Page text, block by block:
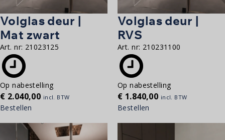
Volglas deur |
Mat zwart
Art. nr: 21023125
Op nabestelling
€ 2.040,00 incl. BTW
Bestellen
Volglas deur |
RVS
Art. nr: 210231100
Op nabestelling
€ 1.840,00 incl. BTW
Bestellen